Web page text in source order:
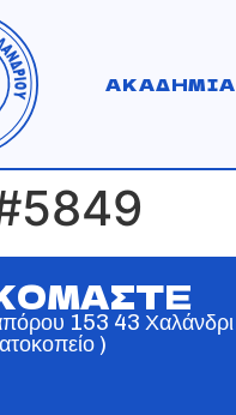
ΑΚΑΔΗΜΙΑ
153 43 Χαλάνδρι
)